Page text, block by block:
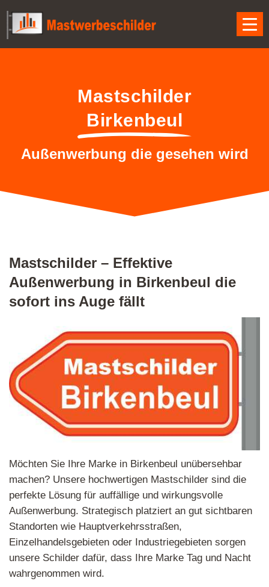
Mastschilder
Birkenbeul
Außenwerbung die gesehen wird
Mastschilder – Effektive
Außenwerbung in Birkenbeul die
sofort ins Auge fällt
Möchten Sie Ihre Marke in Birkenbeul unübersehbar
machen? Unsere hochwertigen Mastschilder sind die
perfekte Lösung für auffällige und wirkungsvolle
Außenwerbung. Strategisch platziert an gut sichtbaren
Standorten wie Hauptverkehrsstraßen,
Einzelhandelsgebieten oder Industriegebieten sorgen
unsere Schilder dafür, dass Ihre Marke Tag und Nacht
wahrgenommen wird.